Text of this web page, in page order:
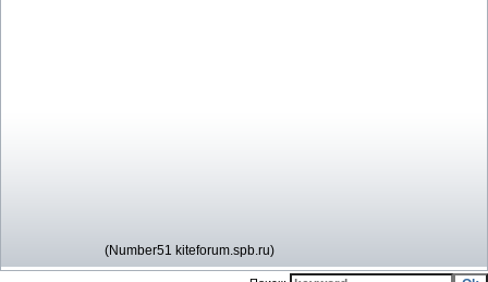
(Number51 kiteforum.spb.ru)